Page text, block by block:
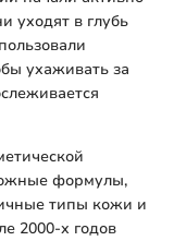
уходят в глубь
ухаживать за
формулы,
типы кожи и
2000-х годов